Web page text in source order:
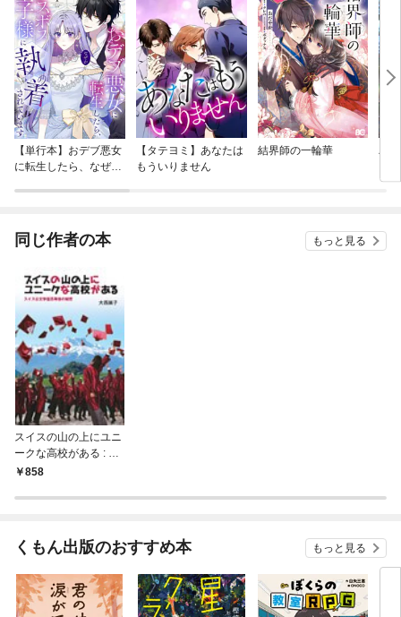
【単行本】おデブ悪女
に転生したら、なぜか
【タテヨミ】あなたは
もういりません
結界師の一輪華
バ
今
同じ作者の本 もっと見る
スイスの山の上にユニ
ークな高校がある : ス
イス公文学園高等部の
858
くもん出版のおすすめ本 もっと見る